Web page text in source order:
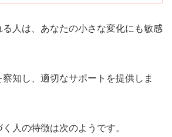
人は、あなたの小さな変化にも敏感
知し、適切なサポートを提供しま
人の特徴は次のようです。